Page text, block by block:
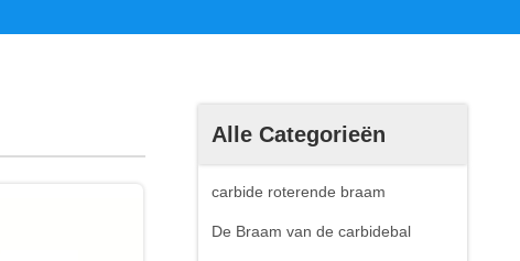
Alle Categorieën
carbide roterende braam
De Braam van de carbidebal